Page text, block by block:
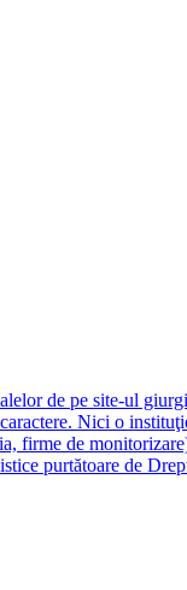
de pe site-ul
Nici o
firme de
purtătoare de